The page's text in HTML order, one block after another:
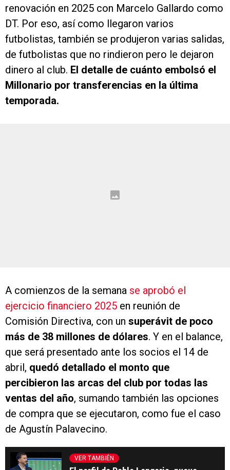
renovación en 2025 con Marcelo Gallardo como
DT. Por eso, así como llegaron varios
futbolistas, también se produjeron varias salidas,
de futbolistas que no rindieron pero le dejaron
dinero al club. El detalle de cuánto embolsó el
Millonario por transferencias en la última
temporada.
A comienzos de la semana se aprobó el
ejercicio financiero 2025 en reunión de
Comisión Directiva, con un superávit de poco
más de 38 millones de dólares. Y en el balance,
que será presentado ante los socios el 14 de
abril, quedó detallado el monto que
percibieron las arcas del club por todas las
ventas del año, sumando también las opciones
de compra que se ejecutaron, como fue el caso
de Agustín Palavecino.
VER TAMBIÉN